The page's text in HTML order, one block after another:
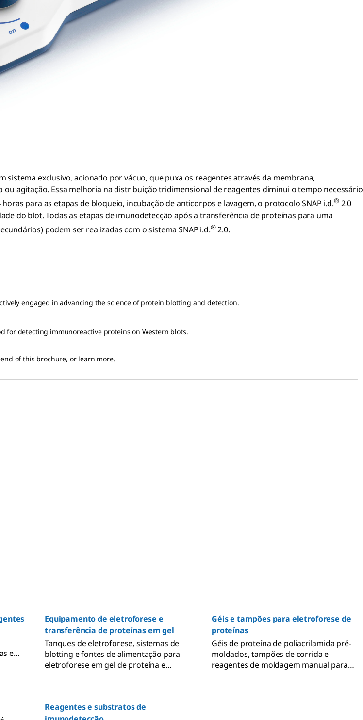
sistema exclusivo, acionado por vácuo, que puxa os reagentes através da membrana,
agitação. Essa melhoria na distribuição tridimensional de reagentes diminui o tempo necessário
para as etapas de bloqueio, incubação de anticorpos e lavagem, o protocolo SNAP i.d.®2.0
do blot. Todas as etapas de imunodetecção após a transferência de proteínas para uma
podem ser realizadas com o sistema SNAP i.d.®2.0.
engaged in advancing the science of protein blotting and detection.
for detecting immunoreactive proteins on Western blots.
of this brochure, or learn more.
e
Equipamento de eletroforese e
transferência de proteínas em gel
Tanques de eletroforese, sistemas de
blotting e fontes de alimentação para
eletroforese em gel de proteína e
Géis e tampões para eletroforese de
proteínas
Géis de proteína de poliacrilamida pré-
moldados, tampões de corrida e
reagentes de moldagem manual para
Reagentes e substratos de